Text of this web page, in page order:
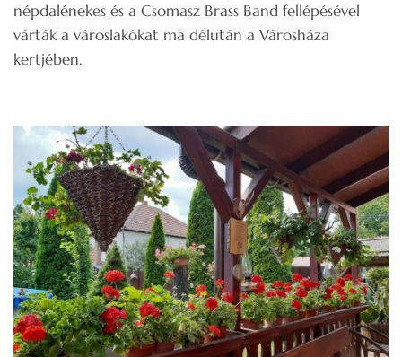
népdalénekes és a Csomasz Brass Band fellépésével
várták a városlakókat ma délután a Városháza
kertjében.